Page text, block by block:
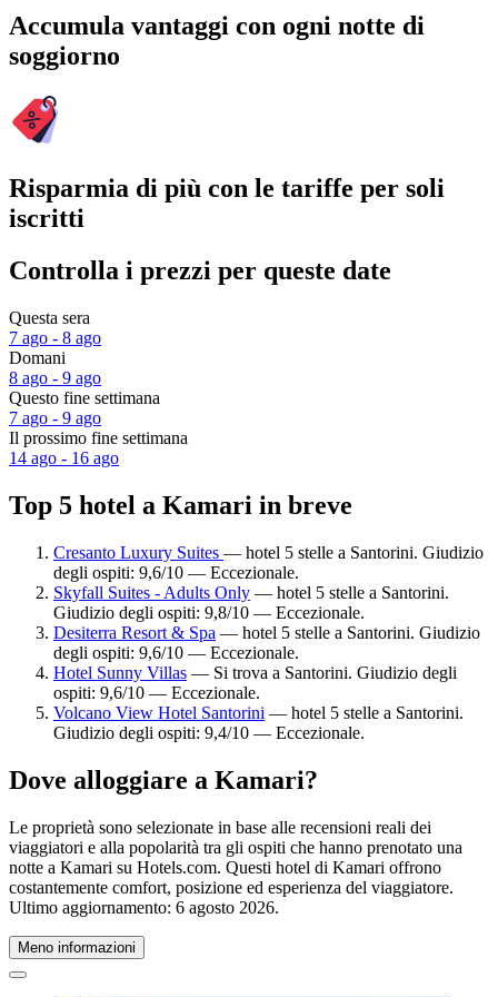
Accumula vantaggi con ogni notte di
soggiorno
Risparmia di più con le tariffe per soli
iscritti
Controlla i prezzi per queste date
Questa sera
7 ago - 8 ago
Domani
8 ago - 9 ago
Questo fine settimana
7 ago - 9 ago
Il prossimo fine settimana
14 ago - 16 ago
Top 5 hotel a Kamari in breve
Cresanto Luxury Suites — hotel 5 stelle a Santorini. Giudizio
degli ospiti: 9,6/10 — Eccezionale.
Skyfall Suites - Adults Only — hotel 5 stelle a Santorini.
Giudizio degli ospiti: 9,8/10 — Eccezionale.
Desiterra Resort & Spa — hotel 5 stelle a Santorini. Giudizio
degli ospiti: 9,6/10 — Eccezionale.
Hotel Sunny Villas — Si trova a Santorini. Giudizio degli
ospiti: 9,6/10 — Eccezionale.
Volcano View Hotel Santorini — hotel 5 stelle a Santorini.
Giudizio degli ospiti: 9,4/10 — Eccezionale.
Dove alloggiare a Kamari?
Le proprietà sono selezionate in base alle recensioni reali dei
viaggiatori e alla popolarità tra gli ospiti che hanno prenotato una
notte a Kamari su Hotels.com. Questi hotel di Kamari offrono
costantemente comfort, posizione ed esperienza del viaggiatore.
Ultimo aggiornamento: 6 agosto 2026.
Meno informazioni